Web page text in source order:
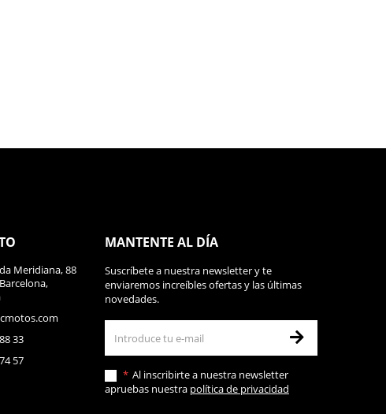
Meridiana, 88
33
57
MANTENTE AL DÍA
Suscríbete a nuestra newsletter y te
enviaremos increíbles ofertas y las últimas
novedades.
Al inscribirte a nuestra newsletter
apruebas nuestra política de privacidad